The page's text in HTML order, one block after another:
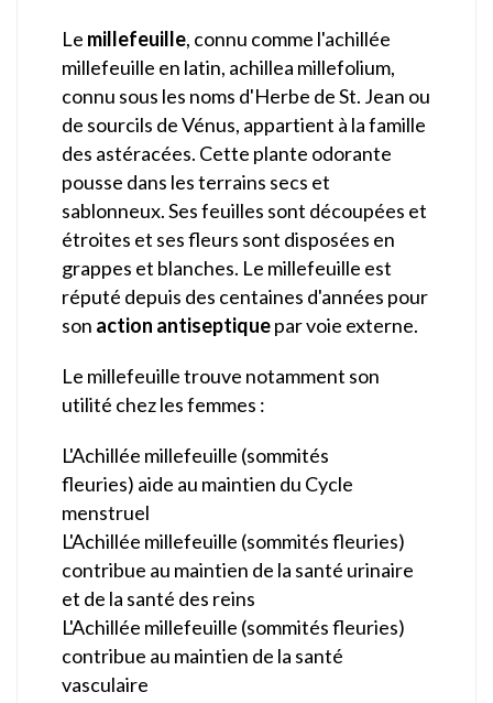
Le millefeuille, connu comme l'achillée
millefeuille en latin, achillea millefolium,
connu sous les noms d'Herbe de St. Jean ou
de sourcils de Vénus, appartient à la famille
des astéracées. Cette plante odorante
pousse dans les terrains secs et
sablonneux. Ses feuilles sont découpées et
étroites et ses fleurs sont disposées en
grappes et blanches. Le millefeuille est
réputé depuis des centaines d'années pour
son action antiseptiquepar voie externe.
Le millefeuille trouve notamment son
utilité chez les femmes :
L'Achillée millefeuille (sommités
fleuries) aide au maintien du Cycle
menstruel
L'Achillée millefeuille (sommités fleuries)
contribue au maintien de la santé urinaire
et de la santé des reins
L'Achillée millefeuille (sommités fleuries)
contribue au maintien de la santé
vasculaire